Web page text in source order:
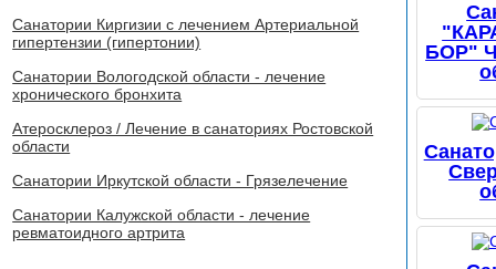
Санатории Киргизии с лечением Артериальной
гипертензии (гипертонии)
Санатории Вологодской области - лечение
хронического бронхита
Атеросклероз / Лечение в санаториях Ростовской
области
Санатории Иркутской области - Грязелечение
Санатории Калужской области - лечение
ревматоидного артрита
БОР"